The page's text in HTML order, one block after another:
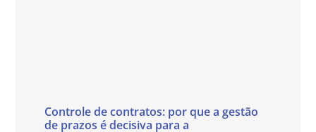
Controle de contratos: por que a gestão
de prazos é decisiva para a